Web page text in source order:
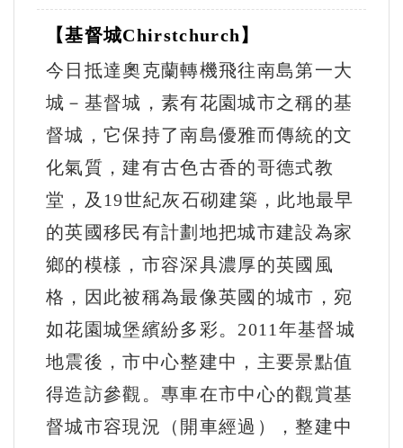
【基督城Chirstchurch 】
今日抵達奧克蘭轉機飛往南島第一大
城－基督城，素有花園城市之稱的基
督城，它保持了南島優雅而傳統的文
化氣質，建有古色古香的哥德式教
堂，及19世紀灰石砌建築，此地最早
的英國移民有計劃地把城市建設為家
鄉的模樣，市容深具濃厚的英國風
格，因此被稱為最像英國的城市，宛
如花園城堡繽紛多彩。2011年基督城
地震後，市中心整建中，主要景點值
得造訪參觀。專車在市中心的觀賞基
督城市容現況（開車經過），整建中